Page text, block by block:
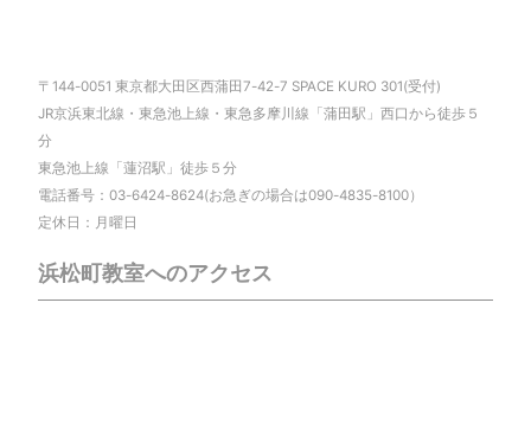
〒144-0051 東京都大田区西蒲田7-42-7 SPACE KURO 301(受付)
JR京浜東北線・東急池上線・東急多摩川線「蒲田駅」西口から徒歩５
分
東急池上線「蓮沼駅」徒歩５分
電話番号：03-6424-8624(お急ぎの場合は090-4835-8100）
定休日：月曜日
浜松町教室へのアクセス